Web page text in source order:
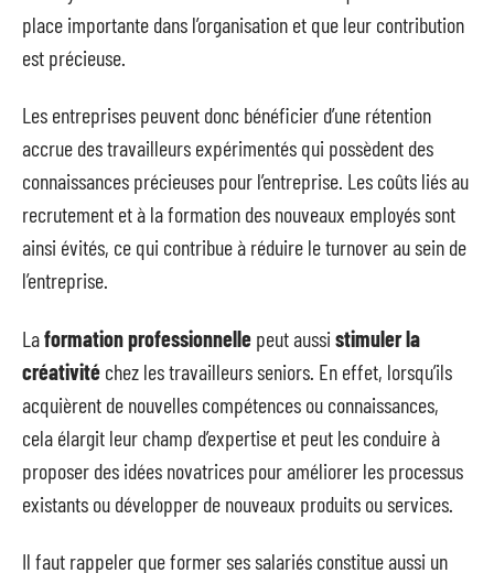
place importante dans l’organisation et que leur contribution
est précieuse.
Les entreprises peuvent donc bénéficier d’une rétention
accrue des travailleurs expérimentés qui possèdent des
connaissances précieuses pour l’entreprise. Les coûts liés au
recrutement et à la formation des nouveaux employés sont
ainsi évités, ce qui contribue à réduire le turnover au sein de
l’entreprise.
Laformation professionnelle peut aussi stimuler la
créativité chez les travailleurs seniors. En effet, lorsqu’ils
acquièrent de nouvelles compétences ou connaissances,
cela élargit leur champ d’expertise et peut les conduire à
proposer des idées novatrices pour améliorer les processus
existants ou développer de nouveaux produits ou services.
Il faut rappeler que former ses salariés constitue aussi un